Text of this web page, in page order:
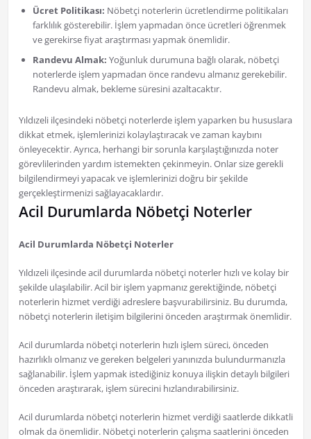
Ücret Politikası: Nöbetçi noterlerin ücretlendirme politikaları
farklılık gösterebilir. İşlem yapmadan önce ücretleri öğrenmek
ve gerekirse fiyat araştırması yapmak önemlidir.
Randevu Almak: Yoğunluk durumuna bağlı olarak, nöbetçi
noterlerde işlem yapmadan önce randevu almanız gerekebilir.
Randevu almak, bekleme süresini azaltacaktır.
Yıldızeli ilçesindeki nöbetçi noterlerde işlem yaparken bu hususlara
dikkat etmek, işlemlerinizi kolaylaştıracak ve zaman kaybını
önleyecektir. Ayrıca, herhangi bir sorunla karşılaştığınızda noter
görevlilerinden yardım istemekten çekinmeyin. Onlar size gerekli
bilgilendirmeyi yapacak ve işlemlerinizi doğru bir şekilde
gerçekleştirmenizi sağlayacaklardır.
Acil Durumlarda Nöbetçi Noterler
Acil Durumlarda Nöbetçi Noterler
Yıldızeli ilçesinde acil durumlarda nöbetçi noterler hızlı ve kolay bir
şekilde ulaşılabilir. Acil bir işlem yapmanız gerektiğinde, nöbetçi
noterlerin hizmet verdiği adreslere başvurabilirsiniz. Bu durumda,
nöbetçi noterlerin iletişim bilgilerini önceden araştırmak önemlidir.
Acil durumlarda nöbetçi noterlerin hızlı işlem süreci, önceden
hazırlıklı olmanız ve gereken belgeleri yanınızda bulundurmanızla
sağlanabilir. İşlem yapmak istediğiniz konuya ilişkin detaylı bilgileri
önceden araştırarak, işlem sürecini hızlandırabilirsiniz.
Acil durumlarda nöbetçi noterlerin hizmet verdiği saatlerde dikkatli
olmak da önemlidir. Nöbetçi noterlerin çalışma saatlerini önceden